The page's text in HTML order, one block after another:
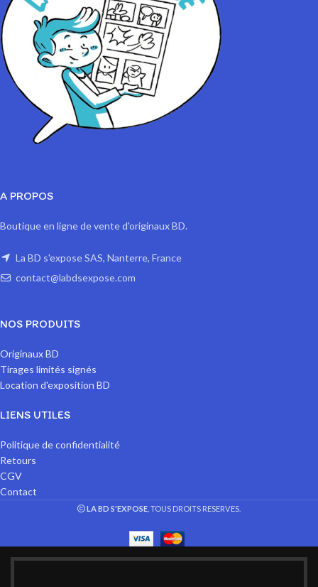
A PROPOS
Boutique en ligne de vente d'originaux BD.
La BD s'expose SAS, Nanterre, France
contact@labdsexpose.com
NOS PRODUITS
Originaux BD
Tirages limités signés
Location d'exposition BD
LIENS UTILES
Politique de confidentialité
Retours
CGV
Contact
LA BD S'EXPOSE , TOUS DROITS RESERVES.